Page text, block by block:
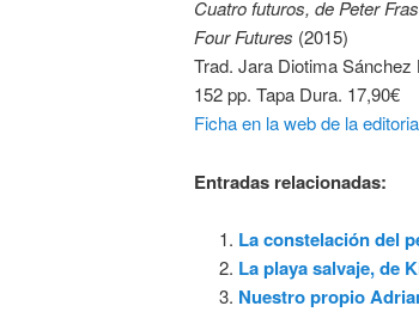
Cuatro futuros, de Peter
Four Futures (2015)
Trad. Jara Diotima Sánchez
152 pp. Tapa Dura. 17,90€
Ficha en la web de la
Entradas relacionadas:
La constelación del
La playa salvaje, de
Nuestro propio